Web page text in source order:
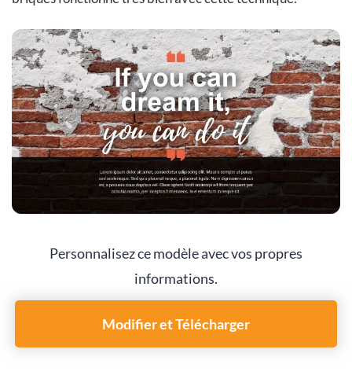
Personnalisez ce modèle avec vos propres
informations.
Modifier et Télécharger